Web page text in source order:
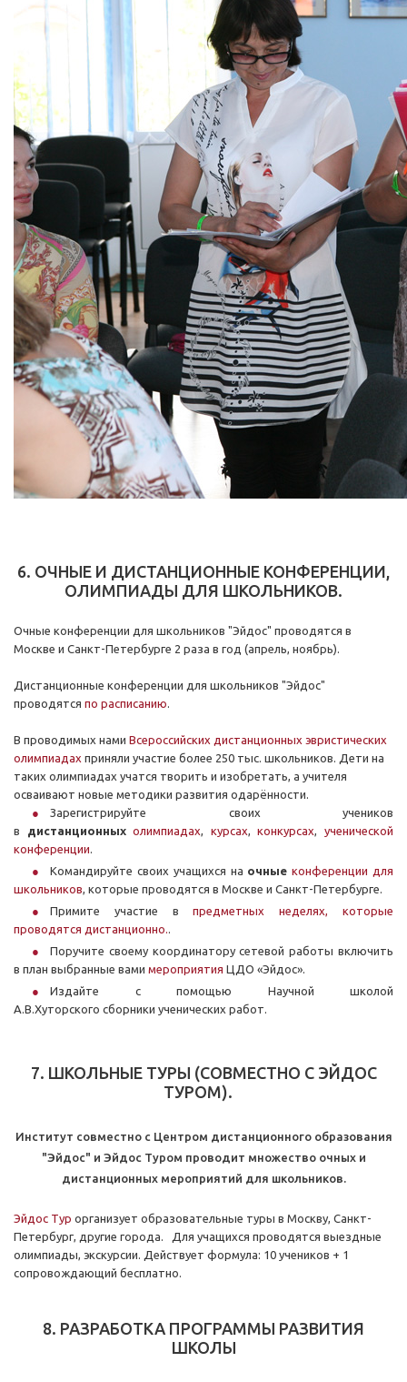
6. ОЧНЫЕ И ДИСТАНЦИОННЫЕ КОНФЕРЕНЦИИ,
ОЛИМПИАДЫ ДЛЯ ШКОЛЬНИКОВ.
Очные конференции для школьников "Эйдос" проводятся в
Москве и Санкт-Петербурге 2 раза в год (апрель, ноябрь).
Дистанционные конференции для школьников "Эйдос"
проводятся по расписанию.
В проводимых нами Всероссийских дистанционных эвристических
олимпиадах приняли участие более 250 тыс. школьников. Дети на
таких олимпиадах учатся творить и изобретать, а учителя
осваивают новые методики развития одарённости.
Зарегистрируйте своих учеников
в дистанционныхолимпиадах, курсах,конкурсах,ученической
конференции.
Командируйте своих учащихся на очные конференции для
школьников, которые проводятся в Москве и Санкт-Петербурге.
Примите участие впредметных неделях, которые
проводятся дистанционно..
Поручите своему координатору сетевой работы включить
в план выбранные вами мероприятия ЦДО «Эйдос».
Издайте с помощью Научной школой
А.В.Хуторского сборники ученических работ.
7. ШКОЛЬНЫЕ ТУРЫ (СОВМЕСТНО С ЭЙДОС
ТУРОМ).
Институт совместно с Центром дистанционного образования
"Эйдос" и Эйдос Туром проводит множество очных и
дистанционных мероприятий для школьников.
Эйдос Тур организует образовательные туры в Москву, Санкт-
Петербург, другие города. Для учащихся проводятся выездные
олимпиады, экскурсии. Действует формула: 10 учеников + 1
сопровождающий бесплатно.
8. РАЗРАБОТКА ПРОГРАММЫ РАЗВИТИЯ
ШКОЛЫ